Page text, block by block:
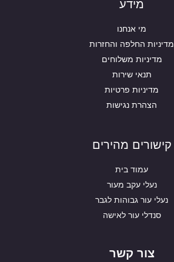
מידע
מי אנחנו
מדיניות החלפה והחזרות
מדיניות משלוחים
תנאי שירות
מדיניות פרטיות
הצהרת נגישות
קישורים מהירים
עמוד בית
נעלי עקב מעור
נעלי עור גבוהות לגבר
סנדלי עור לאישה
צור קשר